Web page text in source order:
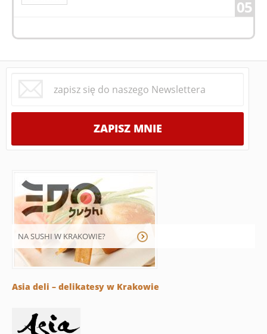
05
NA SUSHI W KRAKOWIE?
Asia deli – delikatesy w Krakowie